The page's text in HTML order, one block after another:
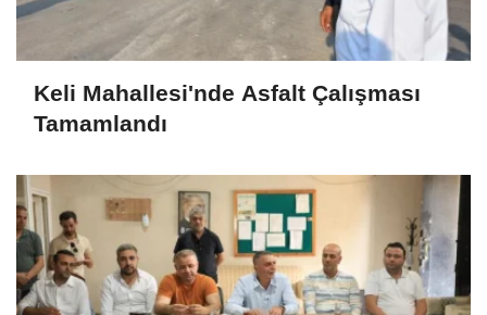
Keli Mahallesi'nde Asfalt Çalışması
Tamamlandı